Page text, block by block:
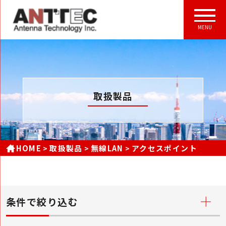
MENU
取扱製品
HOME 取扱製品 無線LAN アクセスポイント
条件で絞り込む